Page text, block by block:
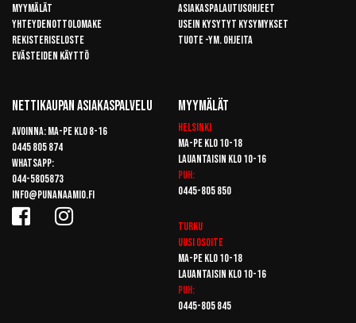
Myymälät
Yhteydenottolomake
Rekisteriseloste
Evästeiden käyttö
Asiakaspalautusohjeet
Usein kysytyt kysymykset
Tuote -ym. ohjeita
Nettikaupan Asiakaspalvelu
Avoinna: Ma-pe klo 8-16
0445 805 874
Whatsapp:
044-5805873
info@punanaamio.fi
Myymälät
Helsinki
Ma-pe klo 10-18
Lauantaisin klo 10-16
Puh:
0445-805 850
Turku
Uusi osoite
Ma-pe klo 10-18
Lauantaisin klo 10-16
Puh:
0445-805 845